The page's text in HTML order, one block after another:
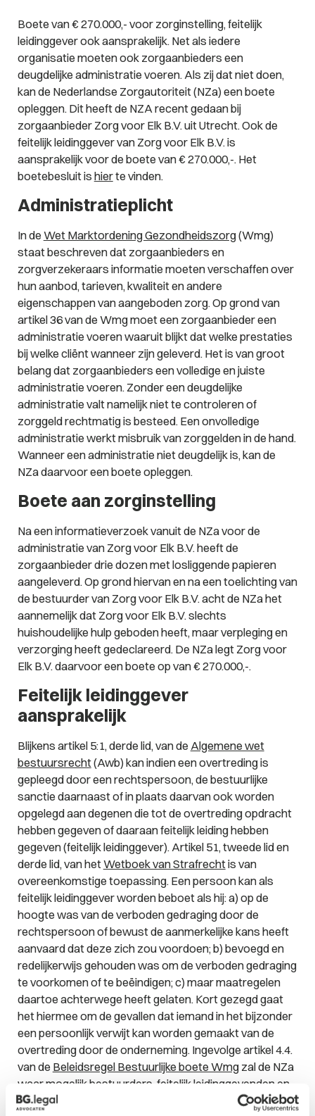
Boete van € 270.000,- voor zorginstelling, feitelijk
leidinggever ook aansprakelijk. Net als iedere
organisatie moeten ook zorgaanbieders een
deugdelijke administratie voeren. Als zij dat niet doen,
kan de Nederlandse Zorgautoriteit (NZa) een boete
opleggen. Dit heeft de NZA recent gedaan bij
zorgaanbieder Zorg voor Elk B.V. uit Utrecht. Ook de
feitelijk leidinggever van Zorg voor Elk B.V. is
aansprakelijk voor de boete van € 270.000,-. Het
boetebesluit is hierte vinden.
Administratieplicht
In de Wet Marktordening Gezondheidszorg(Wmg)
staat beschreven dat zorgaanbieders en
zorgverzekeraars informatie moeten verschaffen over
hun aanbod, tarieven, kwaliteit en andere
eigenschappen van aangeboden zorg. Op grond van
artikel 36 van de Wmg moet een zorgaanbieder een
administratie voeren waaruit blijkt dat welke prestaties
bij welke cliënt wanneer zijn geleverd. Het is van groot
belang dat zorgaanbieders een volledige en juiste
administratie voeren. Zonder een deugdelijke
administratie valt namelijk niet te controleren of
zorggeld rechtmatig is besteed. Een onvolledige
administratie werkt misbruik van zorggelden in de hand.
Wanneer een administratie niet deugdelijk is, kan de
NZa daarvoor een boete opleggen.
Boete aan zorginstelling
Na een informatieverzoek vanuit de NZa voor de
administratie van Zorg voor Elk B.V. heeft de
zorgaanbieder drie dozen met losliggende papieren
aangeleverd. Op grond hiervan en na een toelichting van
de bestuurder van Zorg voor Elk B.V. acht de NZa het
aannemelijk dat Zorg voor Elk B.V. slechts
huishoudelijke hulp geboden heeft, maar verpleging en
verzorging heeft gedeclareerd. De NZa legt Zorg voor
Elk B.V. daarvoor een boete op van € 270.000,-.
Feitelijk leidinggever
aansprakelijk
Blijkens artikel 5:1, derde lid, van de Algemene wet
bestuursrecht(Awb) kan indien een overtreding is
gepleegd door een rechtspersoon, de bestuurlijke
sanctie daarnaast of in plaats daarvan ook worden
opgelegd aan degenen die tot de overtreding opdracht
hebben gegeven of daaraan feitelijk leiding hebben
gegeven (feitelijk leidinggever). Artikel 51, tweede lid en
derde lid, van hetWetboek van Strafrechtis van
overeenkomstige toepassing. Een persoon kan als
feitelijk leidinggever worden beboet als hij: a) op de
hoogte was van de verboden gedraging door de
rechtspersoon of bewust de aanmerkelijke kans heeft
aanvaard dat deze zich zou voordoen; b) bevoegd en
redelijkerwijs gehouden was om de verboden gedraging
te voorkomen of te beëindigen; c) maar maatregelen
daartoe achterwege heeft gelaten. Kort gezegd gaat
het hiermee om de gevallen dat iemand in het bijzonder
een persoonlijk verwijt kan worden gemaakt van de
overtreding door de onderneming. Ingevolge artikel 4.4.
van de Beleidsregel Bestuurlijke boete Wmgzal de NZa
waar mogelijk bestuurders, feitelijk leidinggevenden en
andere natuurlijke personen aansprakelijk stellen die